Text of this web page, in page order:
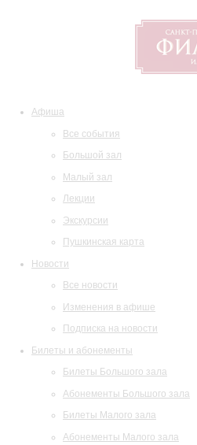
Афиша
Все события
Большой зал
Малый зал
Лекции
Экскурсии
Пушкинская карта
Новости
Все новости
Изменения в афише
Подписка на новости
Билеты и абонементы
Билеты Большого зала
Абонементы Большого зала
Билеты Малого зала
Абонементы Малого зала